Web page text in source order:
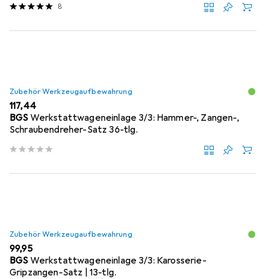
8
Zubehör Werkzeugaufbewahrung
EUR
117,44
BGS Werkstattwageneinlage 3/3: Hammer-, Zangen-,
Schraubendreher-Satz 36-tlg.
Zubehör Werkzeugaufbewahrung
EUR
99,95
BGS Werkstattwageneinlage 3/3: Karosserie-
Gripzangen-Satz | 13-tlg.